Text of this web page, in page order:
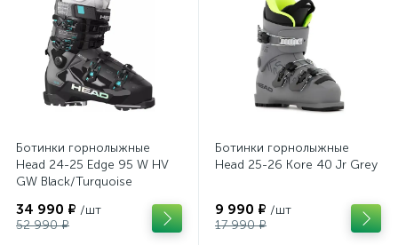
Ботинки горнолыжные
Head 24-25 Edge 95 W HV
GW Black/Turquoise
34 990 ₽ /шт
52 990 ₽
Ботинки горнолыжные
Head 25-26 Kore 40 Jr Grey
9 990 ₽ /шт
17 990 ₽